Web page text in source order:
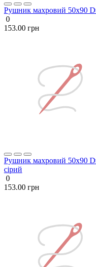
Рушник махровий 50х90
0
153.00 грн
Рушник махровий 50х90
сірий
0
153.00 грн